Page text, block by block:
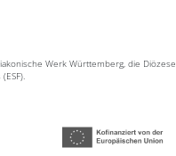
Werk Württemberg, die Diözese